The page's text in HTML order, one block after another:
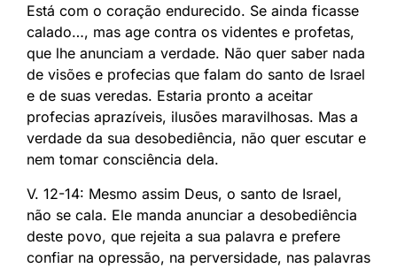
Está com o coração endurecido. Se ainda ficasse
calado…, mas age contra os videntes e profetas,
que lhe anunciam a verdade. Não quer saber nada
de visões e profecias que falam do santo de Israel
e de suas veredas. Estaria pronto a aceitar
profecias aprazíveis, ilusões maravilhosas. Mas a
verdade da sua desobediência, não quer escutar e
nem tomar consciência dela.
V. 12-14: Mesmo assim Deus, o santo de Israel,
não se cala. Ele manda anunciar a desobediência
deste povo, que rejeita a sua palavra e prefere
confiar na opressão, na perversidade, nas palavras